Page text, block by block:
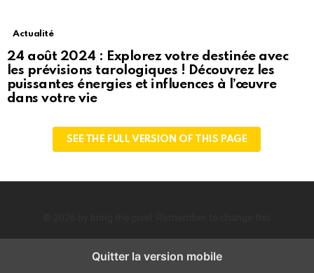
Actualité
24 août 2024 : Explorez votre destinée avec
les prévisions tarologiques ! Découvrez les
puissantes énergies et influences à l’œuvre
dans votre vie
SEE THE FULL VERSION OF THIS PAGE
Quitter la version mobile